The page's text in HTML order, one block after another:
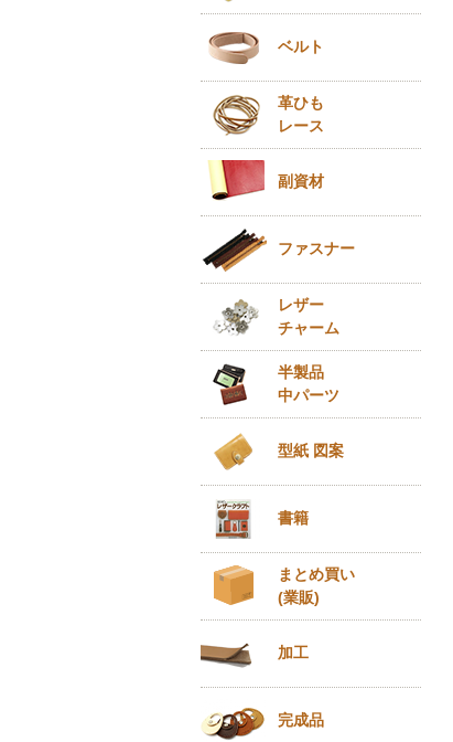
ベルト
革ひも
レース
副資材
ファスナー
レザー
チャーム
半製品
中パーツ
型紙 図案
書籍
まとめ買い
(業販)
加工
完成品